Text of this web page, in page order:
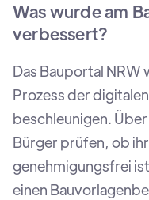
Was wurde am
verbessert?
Das Bauportal
Prozess der
beschleunigen.
Bürger prüfen, ob
genehmigungsfrei
einen